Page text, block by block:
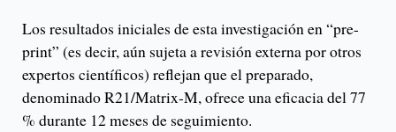
Los resultados iniciales de esta investigación en “pre-
print” (es decir, aún sujeta a revisión externa por otros
expertos científicos) reflejan que el preparado,
denominado R21/Matrix-M, ofrece una eficacia del 77
% durante 12 meses de seguimiento.